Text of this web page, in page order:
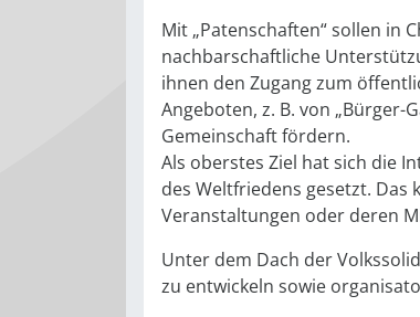
Mit „Patenschaften“ sollen in
nachbarschaftliche
ihnen den Zugang zum
Angeboten, z. B. von
Gemeinschaft fördern.
Als oberstes Ziel hat sich die
des Weltfriedens gesetzt.
Veranstaltungen oder deren
Unter dem Dach der
zu entwickeln sowie